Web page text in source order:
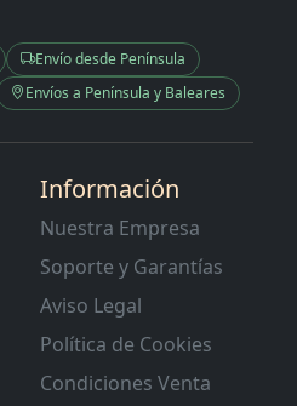
Envío desde Península
Envíos a Península y Baleares
Información
Nuestra Empresa
Soporte y Garantías
Aviso Legal
Política de Cookies
Condiciones Venta